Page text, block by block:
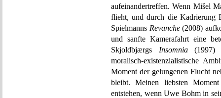
aufeinandertreffen. Wenn Mišel
flieht, und durch die Kadrierung
Spielmanns Revanche(2008)
und sanfte Kamerafahrt eine
Skjoldbjærgs Insomnia(1997)
moralisch-existenzialistische
Moment der gelungenen Flucht
bleibt. Meinen liebsten
entstehen, wenn Uwe Bohm in